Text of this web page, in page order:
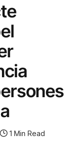
1 Min Read